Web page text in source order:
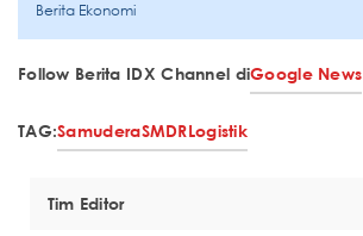
Berita Ekonomi
Follow Berita IDX Channel diGoogle News
TAG:SamuderaSMDRLogistik
Tim Editor